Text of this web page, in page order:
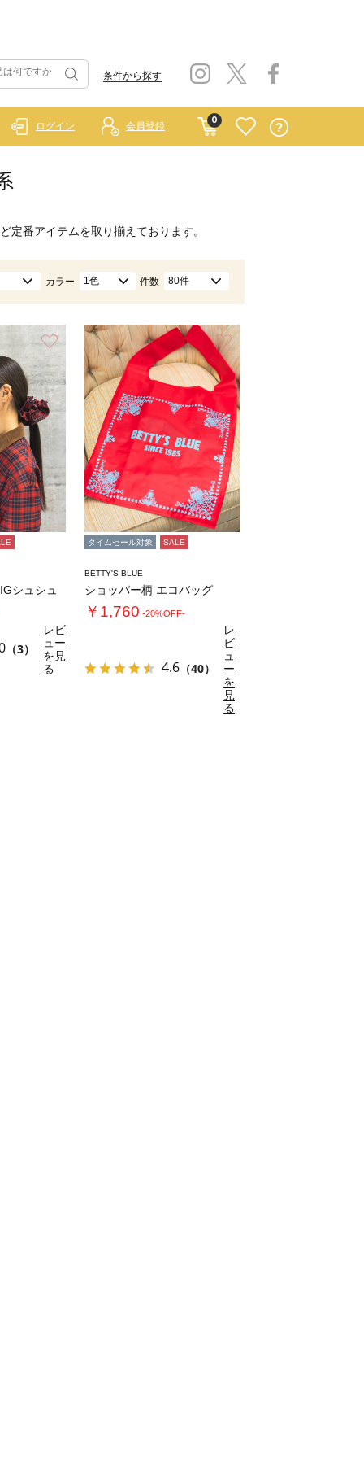
条件から探す
0
ログイン 会員登録
定番アイテムを取り揃えております。
カラー 1色 件数 80件
お気に入り
シュシュ
（3）
レビ
ュー
を見
る
お気に入り
タイムセール対象 SALE
BETTY'S BLUE
ショッパー柄 エコバッグ
￥1,760 -20%OFF-
4.6 （40）
レ
ビ
ュ
ー
を
見
る